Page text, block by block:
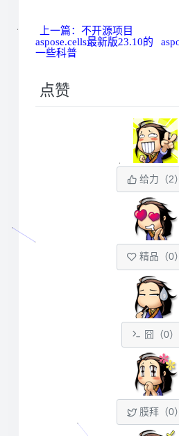
上一篇：不开源项目
aspose.cells最新版23.10的
一些科普
点赞
给力（2）
精品（0）
囧（0）
膜拜（0）